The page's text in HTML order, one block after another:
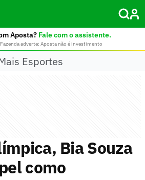
Aposta? Fale com o assistente.
adverte: Aposta não é investimento
Esportes
Bia Souza
como